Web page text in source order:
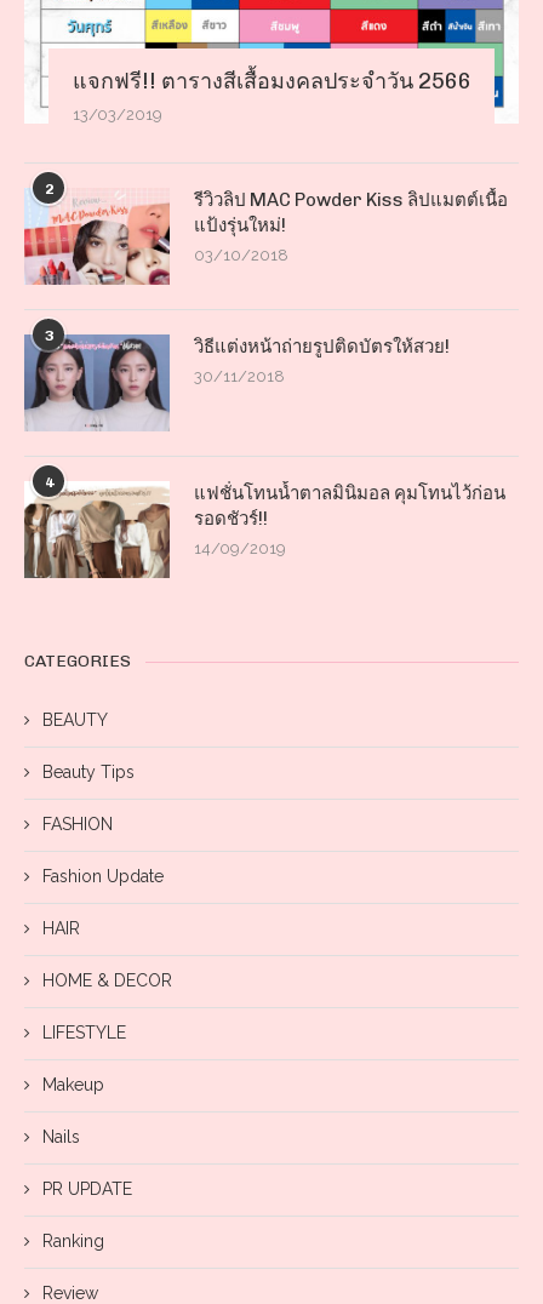
แจกฟรี!! ตารางสีเสื้อมงคลประจำวัน 2566
13/03/2019
2
รีวิวลิป MAC Powder Kiss ลิปแมตต์เนื้อ
แป้งรุ่นใหม่!
03/10/2018
3 วิธีแต่งหน้าถ่ายรูปติดบัตรให้สวย!
30/11/2018
4
แฟชั่นโทนน้ำตาลมินิมอล คุมโทนไว้ก่อน
รอดชัวร์!!
14/09/2019
CATEGORIES
BEAUTY
Beauty Tips
FASHION
Fashion Update
HAIR
HOME & DECOR
LIFESTYLE
Makeup
Nails
PR UPDATE
Ranking
Review